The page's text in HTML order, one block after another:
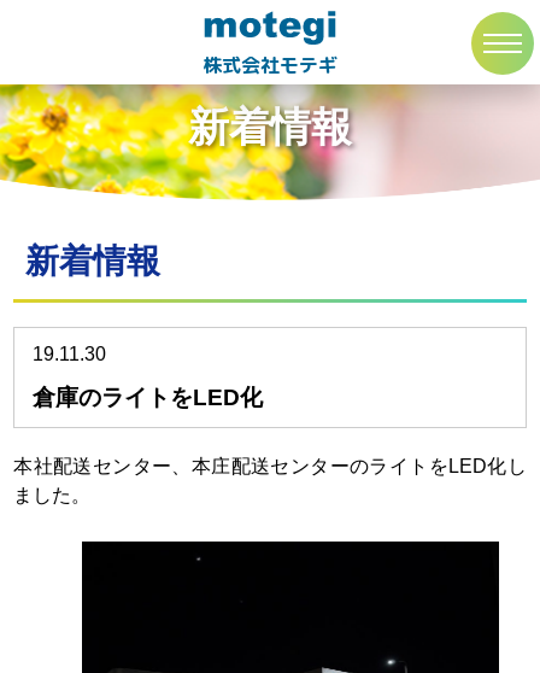
株式会社モテギ
トップページ 新着情報
新着情報
新着情報
19.11.30
倉庫のライトをLED化
本社配送センター、本庄配送センターのライトをLED化し
ました。